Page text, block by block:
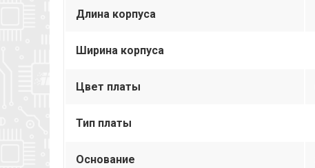
Длина корпуса
Ширина корпуса
Цвет платы
Тип платы
Основание